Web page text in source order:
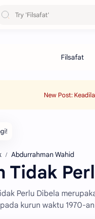
New Post:
Abdurrahman Wahid
Tidak
Perlu Dibela
kurun waktu 1970-